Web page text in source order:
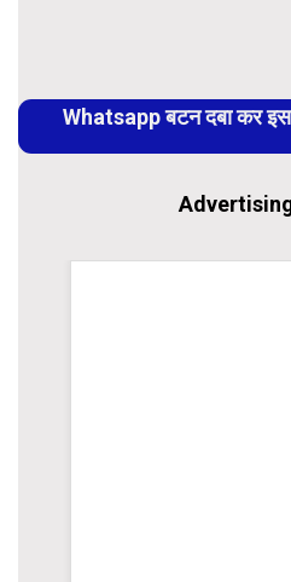
Reading
Whatsapp बटन दबा कर